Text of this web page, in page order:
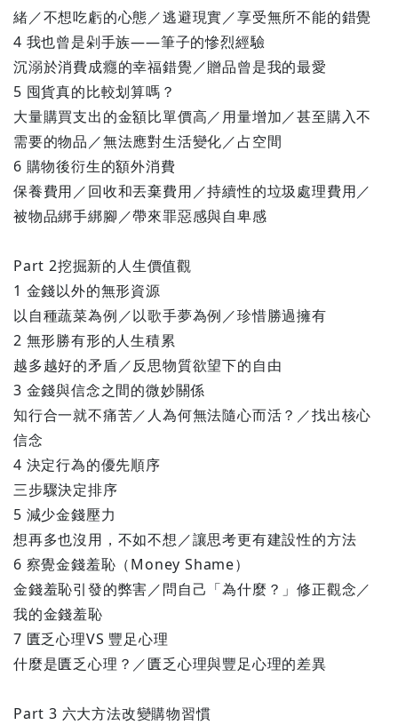
緒／不想吃虧的心態／逃避現實／享受無所不能的錯覺
4 我也曾是剁手族——筆子的慘烈經驗
沉溺於消費成癮的幸福錯覺／贈品曾是我的最愛
5 囤貨真的比較划算嗎？
大量購買支出的金額比單價高／用量增加／甚至購入不
需要的物品／無法應對生活變化／占空間
6 購物後衍生的額外消費
保養費用／回收和丟棄費用／持續性的垃圾處理費用／
被物品綁手綁腳／帶來罪惡感與自卑感
Part 2挖掘新的人生價值觀
1 金錢以外的無形資源
以自種蔬菜為例／以歌手夢為例／珍惜勝過擁有
2 無形勝有形的人生積累
越多越好的矛盾／反思物質欲望下的自由
3 金錢與信念之間的微妙關係
知行合一就不痛苦／人為何無法隨心而活？／找出核心
信念
4 決定行為的優先順序
三步驟決定排序
5 減少金錢壓力
想再多也沒用，不如不想／讓思考更有建設性的方法
6 察覺金錢羞恥（Money Shame）
金錢羞恥引發的弊害／問自己「為什麼？」修正觀念／
我的金錢羞恥
7 匱乏心理VS 豐足心理
什麼是匱乏心理？／匱乏心理與豐足心理的差異
Part 3 六大方法改變購物習慣